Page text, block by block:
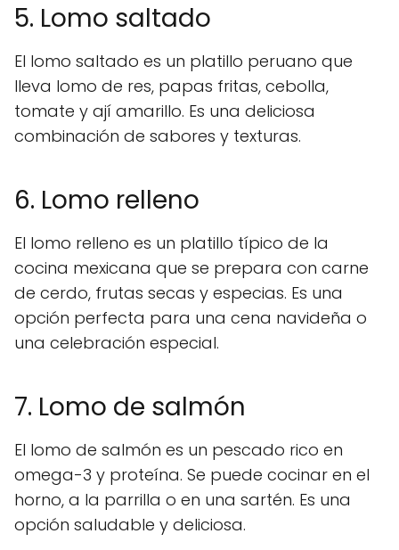
5. Lomo saltado
El lomo saltado es un platillo peruano que
lleva lomo de res, papas fritas, cebolla,
tomate y ají amarillo. Es una deliciosa
combinación de sabores y texturas.
6. Lomo relleno
El lomo relleno es un platillo típico de la
cocina mexicana que se prepara con carne
de cerdo, frutas secas y especias. Es una
opción perfecta para una cena navideña o
una celebración especial.
7. Lomo de salmón
El lomo de salmón es un pescado rico en
omega-3 y proteína. Se puede cocinar en el
horno, a la parrilla o en una sartén. Es una
opción saludable y deliciosa.